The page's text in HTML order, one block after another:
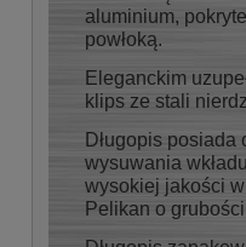
aluminium,
powłoką.
Eleganckim
klips ze stali
Długopis
wysuwania
wysokiej jakości
Pelikan o